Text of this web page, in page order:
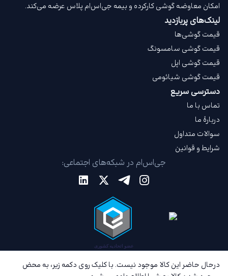
درحال حاضر این کالا موجود نیست. با کلیک روی دکمه زیر، به محض
امکان معاوضه گوشی کارکرده و بیمه جی‌اس‌ام‌ پلاس عرضه می‌کند.
لینک‌های پربازدید
قیمت گوشی‌ها
قیمت گوشی سامسونگ
قیمت گوشی اپل
قیمت گوشی شیائومی
دسترسی سریع
تماس با ما
دربارهٔ ما
سوالات متداول
شرایط و قوانین
جی‌اس‌ام در شبکه‌های اجتماعی: